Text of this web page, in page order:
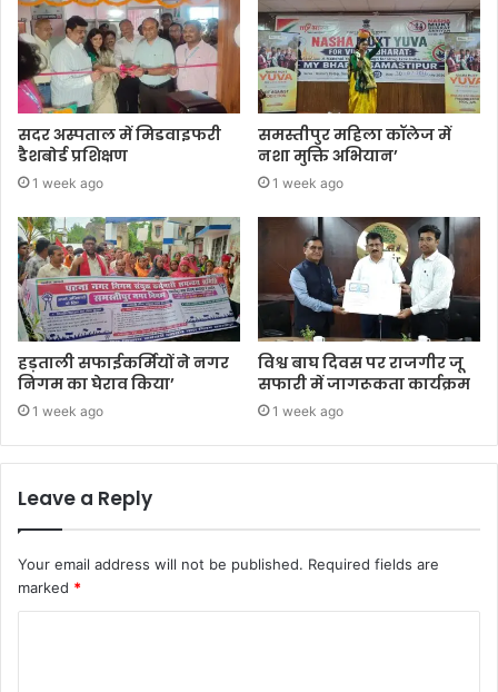
सदर अस्पताल में मिडवाइफरी
डैशबोर्ड प्रशिक्षण
1 week ago
समस्तीपुर महिला कॉलेज में
नशा मुक्ति अभियान’
1 week ago
हड़ताली सफाईकर्मियों ने नगर
निगम का घेराव किया’
1 week ago
विश्व बाघ दिवस पर राजगीर जू
सफारी में जागरूकता कार्यक्रम
1 week ago
Leave a Reply
Your email address will not be published. Required fields are
marked *